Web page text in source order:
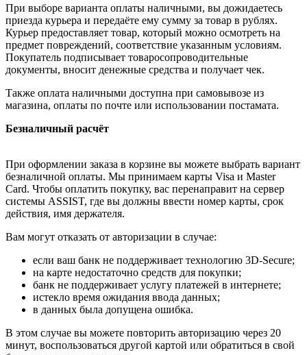
При выборе варианта оплаты наличными, вы дожидаетесь
приезда курьера и передаёте ему сумму за товар в рублях.
Курьер предоставляет товар, который можно осмотреть на
предмет повреждений, соответствие указанным условиям.
Покупатель подписывает товаросопроводительные
документы, вносит денежные средства и получает чек.
Также оплата наличными доступна при самовывозе из
магазина, оплаты по почте или использовании постамата.
Безналичный расчёт
При оформлении заказа в корзине вы можете выбрать вариант
безналичной оплаты. Мы принимаем карты Visa и Master
Card. Чтобы оплатить покупку, вас перенаправит на сервер
системы ASSIST, где вы должны ввести номер карты, срок
действия, имя держателя.
Вам могут отказать от авторизации в случае:
если ваш банк не поддерживает технологию 3D-Secure;
на карте недостаточно средств для покупки;
банк не поддерживает услугу платежей в интернете;
истекло время ожидания ввода данных;
в данных была допущена ошибка.
В этом случае вы можете повторить авторизацию через 20
минут, воспользоваться другой картой или обратиться в свой